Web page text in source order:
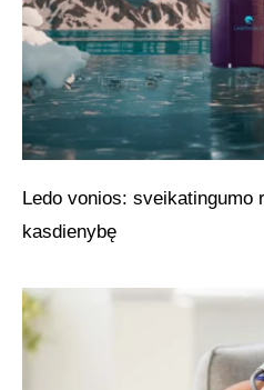
Ledo vonios: sveikatingumo
kasdienybę